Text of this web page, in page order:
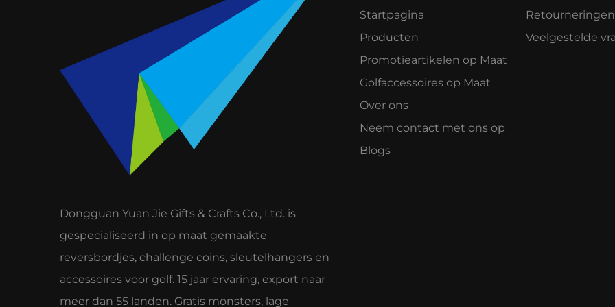
Dongguan Yuan Jie Gifts & Crafts Co., Ltd. is
gespecialiseerd in op maat gemaakte
reversbordjes, challenge coins, sleutelhangers en
accessoires voor golf. 15 jaar ervaring, export naar
meer dan 55 landen. Gratis monsters, lage
Startpagina
Producten
Promotieartikelen op Maat
Golfaccessoires op Maat
Over ons
Neem contact met ons op
Blogs
Retourneringen
Veelgestelde